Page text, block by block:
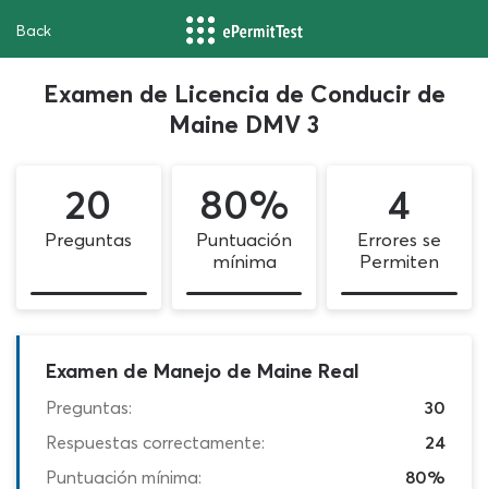
Back
Examen de Licencia de Conducir de
Maine DMV 3
20
Preguntas
80%
Puntuación
mínima
4
Errores se
Permiten
Examen de Manejo de Maine Real
Preguntas:
30
Respuestas correctamente:
24
Puntuación mínima:
80%